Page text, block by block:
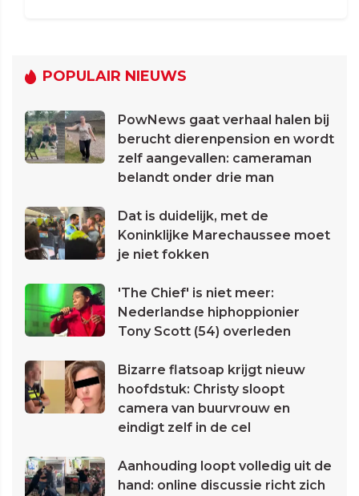
POPULAIR NIEUWS
PowNews gaat verhaal halen bij
berucht dierenpension en wordt
zelf aangevallen: cameraman
belandt onder drie man
Dat is duidelijk, met de
Koninklijke Marechaussee moet
je niet fokken
'The Chief' is niet meer:
Nederlandse hiphoppionier
Tony Scott (54) overleden
Bizarre flatsoap krijgt nieuw
hoofdstuk: Christy sloopt
camera van buurvrouw en
eindigt zelf in de cel
Aanhouding loopt volledig uit de
hand: online discussie richt zich